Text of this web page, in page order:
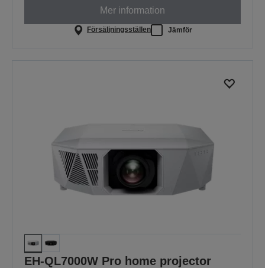
Mer information
Försäljningsställen Jämför
EH-QL7000W Pro home projector